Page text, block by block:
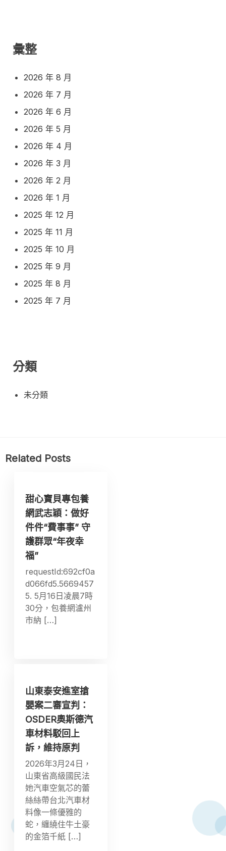
彙整
2026 年 8 月
2026 年 7 月
2026 年 6 月
2026 年 5 月
2026 年 4 月
2026 年 3 月
2026 年 2 月
2026 年 1 月
2025 年 12 月
2025 年 11 月
2025 年 10 月
2025 年 9 月
2025 年 8 月
2025 年 7 月
分類
未分類
Related Posts
甜心寶貝專包養
網武志穎：做好
件件“費事事” 守
護群眾“年夜幸
福”
requestId:692cf0a
d066fd5.5669457
5. 5月16日凌晨7時
30分，包養網瀘州
市納 […]
山東泰安進室搶
嬰案二審宣判：
OSDER奧斯德汽
車材料駁回上
訴，維持原判
2026年3月24日，
山東省高級國民法
她汽車空氣芯的蕾
絲絲帶台北汽車材
料像一條優雅的
蛇，纏繞住牛土豪
的金箔千紙 […]